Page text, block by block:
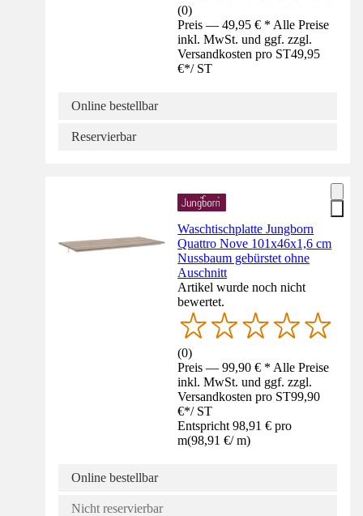
(0)
Preis — 49,95 € * Alle Preise
inkl. MwSt. und ggf. zzgl.
Versandkosten pro ST49,95
€*/ ST
Online bestellbar
Reservierbar
Waschtischplatte Jungborn
Quattro Nove 101x46x1,6 cm
Nussbaum gebürstet ohne
Auschnitt
Artikel wurde noch nicht
bewertet.
(0)
Preis — 99,90 € * Alle Preise
inkl. MwSt. und ggf. zzgl.
Versandkosten pro ST99,90
€*/ ST
Entspricht 98,91 € pro
m(98,91 €/ m)
Online bestellbar
Nicht reservierbar